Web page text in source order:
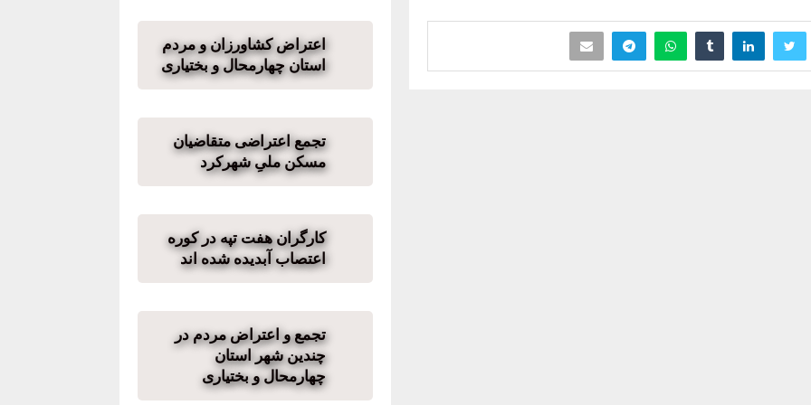
اعتراض کشاورزان و مردم
استان چهارمحال و بختیاری
تجمع اعتراضی متقاضیان
مسکن ملیِ شهرکرد
کارگران هفت تپه در کوره
اعتصاب آبدیده شده اند
تجمع و اعتراض مردم در
چندین شهر استان
چهارمحال و بختیاری